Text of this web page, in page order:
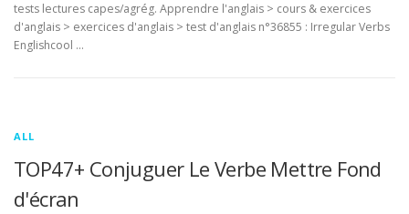
tests lectures capes/agrég. Apprendre l'anglais > cours & exercices
d'anglais > exercices d'anglais > test d'anglais n°36855 : Irregular Verbs
Englishcool …
ALL
TOP47+ Conjuguer Le Verbe Mettre Fond
d'écran